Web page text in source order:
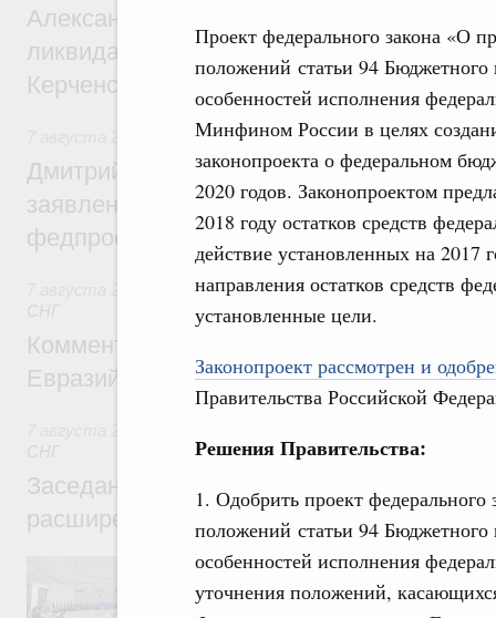
Проект федерального закона «О
положений статьи 94 Бюджетного
особенностей исполнения
Минфином России в целях
законопроекта о федеральном
2020 годов. Законопроектом
2018 году остатков средств
действие установленных на 2017
направления остатков средств
установленные цели.
Законопроект рассмотрен и
Правительства Российской
Решения Правительства:
1. Одобрить проект
положений статьи 94 Бюджетного
особенностей исполнения
уточнения положений,
Александр Козлов провёл заседание
ликвидации последствий чрезвычайной
Керченском проливе
Среднее профессиональное образование
Дмитрий Чернышенко: Установлен
заявлений от абитуриентов колледжей и
федпроекта «Профессионалитет»
Евразийский экономический союз.
СНГ
Комментарий Алексея Оверчука по
Евразийского межправительственного
СНГ
Заседание Евразийского
расширенном составе
В повестке заседания актуальные задачи
числе совершенствование кооперации в
регулирования и администрирования,